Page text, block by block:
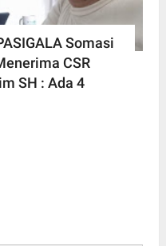
Somasi
CSR
SH : Ada 4